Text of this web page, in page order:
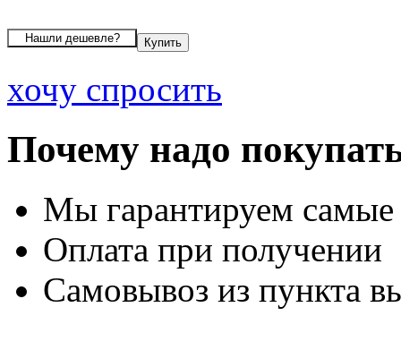
хочу спросить
Почему надо
Мы гарантируем
Оплата при получении
Самовывоз из пункта